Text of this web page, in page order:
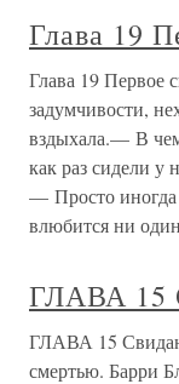
Глава 19
Глава 19 Первое
задумчивости,
вздыхала.— В
как раз сидели у
— Просто
влюбится ни
ГЛАВА 15
ГЛАВА 15
смертью. Барри